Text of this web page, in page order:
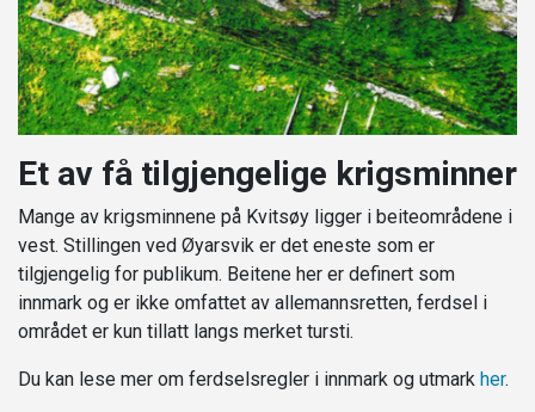
Et av få tilgjengelige krigsminner
Mange av krigsminnene på Kvitsøy ligger i beiteområdene i
vest. Stillingen ved Øyarsvik er det eneste som er
tilgjengelig for publikum. Beitene her er definert som
innmark og er ikke omfattet av allemannsretten, ferdsel i
området er kun tillatt langs merket tursti.
Du kan lese mer om ferdselsregler i innmark og utmark her.